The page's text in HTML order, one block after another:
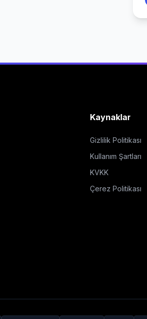
Kaynaklar
Gizlilik Politikası
Kullanım Şartları
KVKK
Çerez Politikası